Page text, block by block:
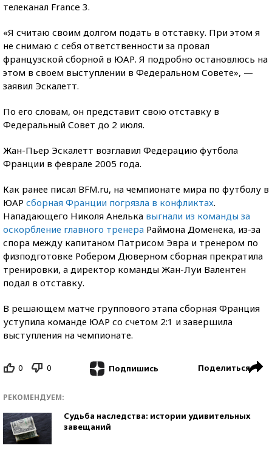
телеканал France 3.
«Я считаю своим долгом подать в отставку. При этом я
не снимаю с себя ответственности за провал
французской сборной в ЮАР. Я подробно остановлюсь на
этом в своем выступлении в Федеральном Совете», —
заявил Эскалетт.
По его словам, он представит свою отставку в
Федеральный Совет до 2 июля.
Жан-Пьер Эскалетт возглавил Федерацию футбола
Франции в феврале 2005 года.
Как ранее писал BFM.ru, на чемпионате мира по футболу в
ЮАР сборная Франции погрязла в конфликтах.
Нападающего Николя Анелька выгнали из команды за
оскорбление главного тренера Раймона Доменека, из-за
спора между капитаном Патрисом Эвра и тренером по
физподготовке Робером Дюверном сборная прекратила
тренировки, а директор команды Жан-Луи Валентен
подал в отставку.
В решающем матче группового этапа сборная Франция
уступила команде ЮАР со счетом 2:1 и завершила
выступления на чемпионате.
0 0 Подпишись Поделиться
РЕКОМЕНДУЕМ:
Судьба наследства: истории удивительных
завещаний